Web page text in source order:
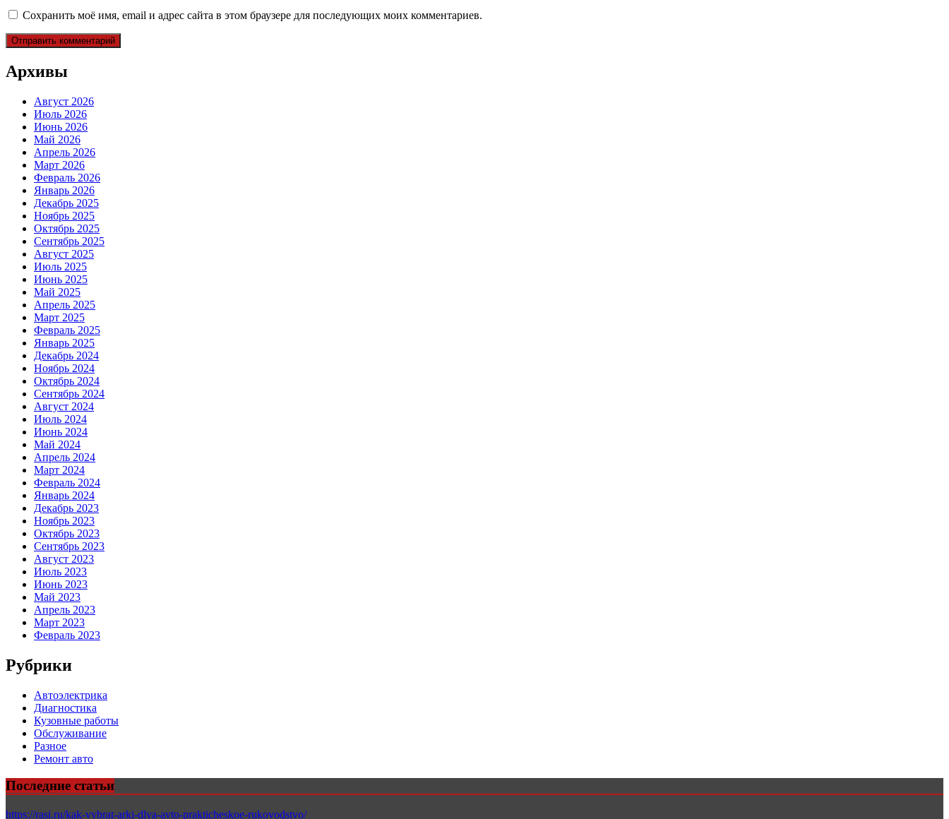
Сохранить моё имя, email и адрес сайта в этом браузере для последующих моих комментариев.
Архивы
Август 2026
Июль 2026
Июнь 2026
Май 2026
Апрель 2026
Март 2026
Февраль 2026
Январь 2026
Декабрь 2025
Ноябрь 2025
Октябрь 2025
Сентябрь 2025
Август 2025
Июль 2025
Июнь 2025
Май 2025
Апрель 2025
Март 2025
Февраль 2025
Январь 2025
Декабрь 2024
Ноябрь 2024
Октябрь 2024
Сентябрь 2024
Август 2024
Июль 2024
Июнь 2024
Май 2024
Апрель 2024
Март 2024
Февраль 2024
Январь 2024
Декабрь 2023
Ноябрь 2023
Октябрь 2023
Сентябрь 2023
Август 2023
Июль 2023
Июнь 2023
Май 2023
Апрель 2023
Март 2023
Февраль 2023
Рубрики
Автоэлектрика
Диагностика
Кузовные работы
Обслуживание
Разное
Ремонт авто
Последние статьи
https://rasi.ru/kak-vybrat-arki-dlya-avto-prakticheskoe-rukovodstvo/